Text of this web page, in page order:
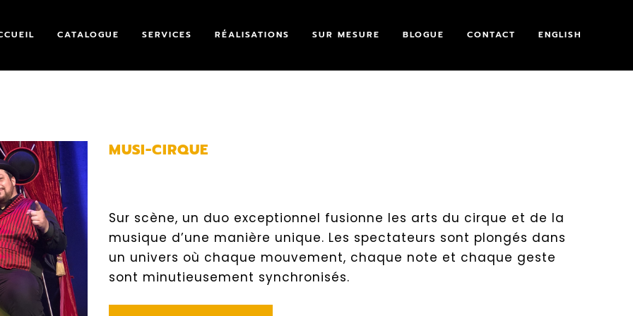
CATALOGUE SERVICES RÉALISATIONS SUR MESURE BLOGUE CONTACT ENGLISH
MUSI-CIRQUE
Sur scène, un duo exceptionnel fusionne les arts du cirque et de la
musique d’une manière unique. Les spectateurs sont plongés dans
un univers où chaque mouvement, chaque note et chaque geste
sont minutieusement synchronisés.